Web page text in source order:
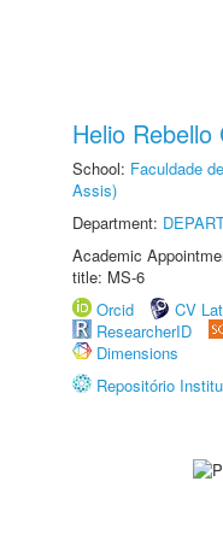
Helio
School: Faculdade
Assis)
Department:
Academic
title: MS-6
Orcid
CV
ResearcherID
Dimensions
Repositório